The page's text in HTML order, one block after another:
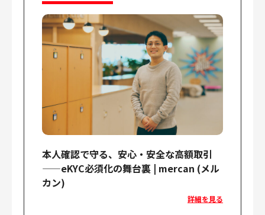
財務・経理
内部監査・リスク
法務
セキュリティ・プライバシー
募集中の求人一覧
本人確認で守る、安心・安全な高額取引
——eKYC必須化の舞台裏 | mercan (メル
カン)
詳細を見る